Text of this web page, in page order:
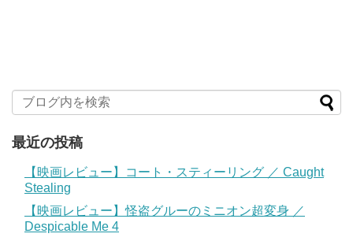
最近の投稿
【映画レビュー】コート・スティーリング ／ Caught
Stealing
【映画レビュー】怪盗グルーのミニオン超変身 ／
Despicable Me 4